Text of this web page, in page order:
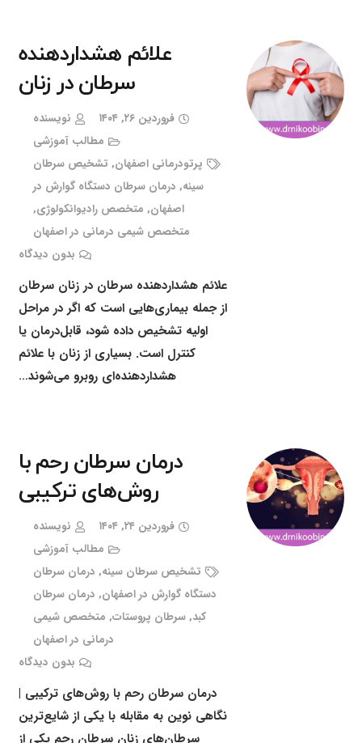
علائم هشداردهنده
سرطان در زنان
فروردین ۲۶, ۱۴۰۴
نویسنده
مطالب آموزشی
پرتودرمانی اصفهان, تشخیص سرطان
سینه, درمان سرطان دستگاه گوارش در
اصفهان, متخصص رادیوانکولوژی,
متخصص شیمی درمانی در اصفهان
بدون دیدگاه
علائم هشداردهنده سرطان در زنان سرطان
از جمله بیماری‌هایی است که اگر در مراحل
اولیه تشخیص داده شود، قابل‌درمان یا
کنترل است. بسیاری از زنان با علائم
هشداردهنده‌ای روبرو می‌شوند…
درمان سرطان رحم با
روش‌های ترکیبی
فروردین ۲۴, ۱۴۰۴
نویسنده
مطالب آموزشی
تشخیص سرطان سینه, درمان سرطان
دستگاه گوارش در اصفهان, درمان سرطان
کبد,سرطان پروستات, متخصص شیمی
درمانی در اصفهان
بدون دیدگاه
درمان سرطان رحم با روش‌های ترکیبی |
نگاهی نوین به مقابله با یکی از شایع‌ترین
سرطان‌های زنان سرطان رحم یکی از